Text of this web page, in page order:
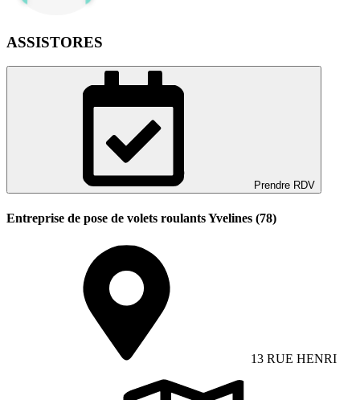
ASSISTORES
Prendre RDV
Entreprise de pose de volets roulants Yvelines (78)
13 RUE HENRI